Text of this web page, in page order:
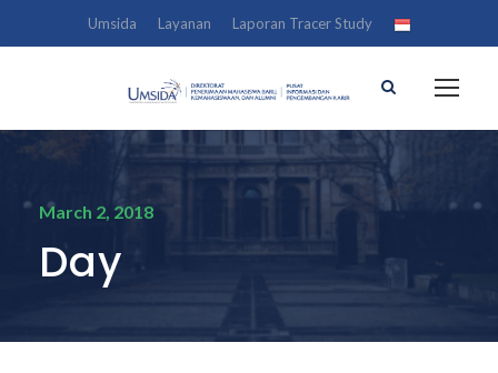
Umsida Layanan Laporan Tracer Study
March 2, 2018
Day